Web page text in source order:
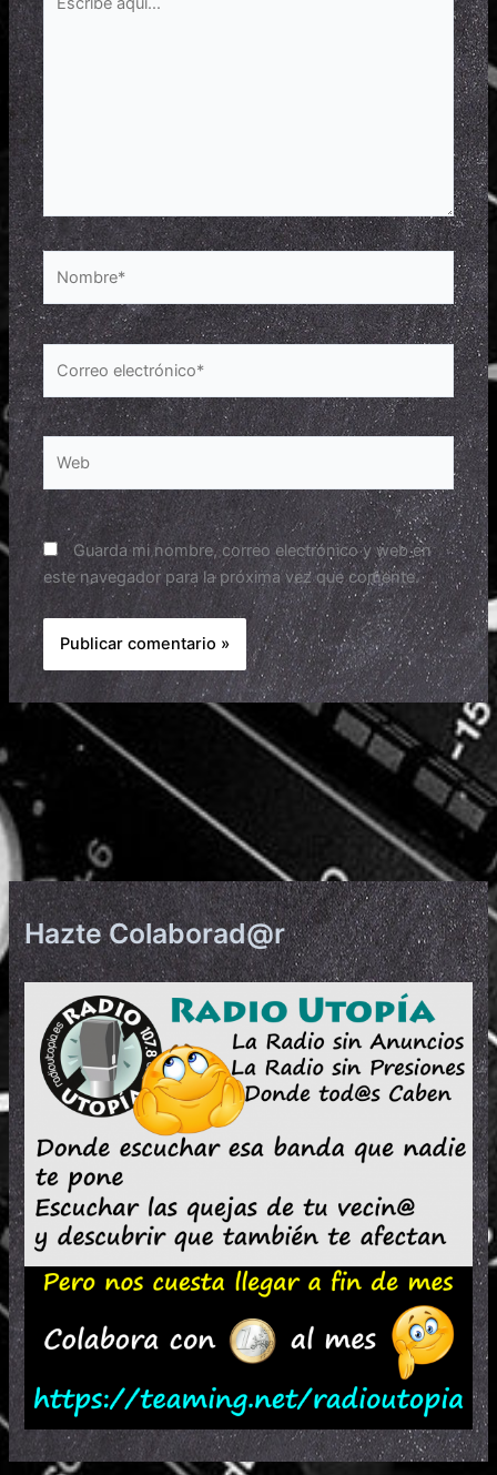
aquí...
Nombre*
electrónico*
Web
Guarda mi nombre, correo electrónico y web en
este navegador para la próxima vez que comente.
Hazte Colaborad@r